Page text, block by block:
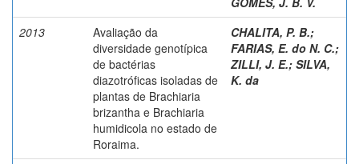
2013
Avaliação da
diversidade genotípica
de bactérias
diazotróficas isoladas de
plantas de Brachiaria
brizantha e Brachiaria
humidicola no estado de
Roraima.
CHALITA, P. B.;
FARIAS, E. do N. C.;
ZILLI, J. E.; SILVA,
K. da